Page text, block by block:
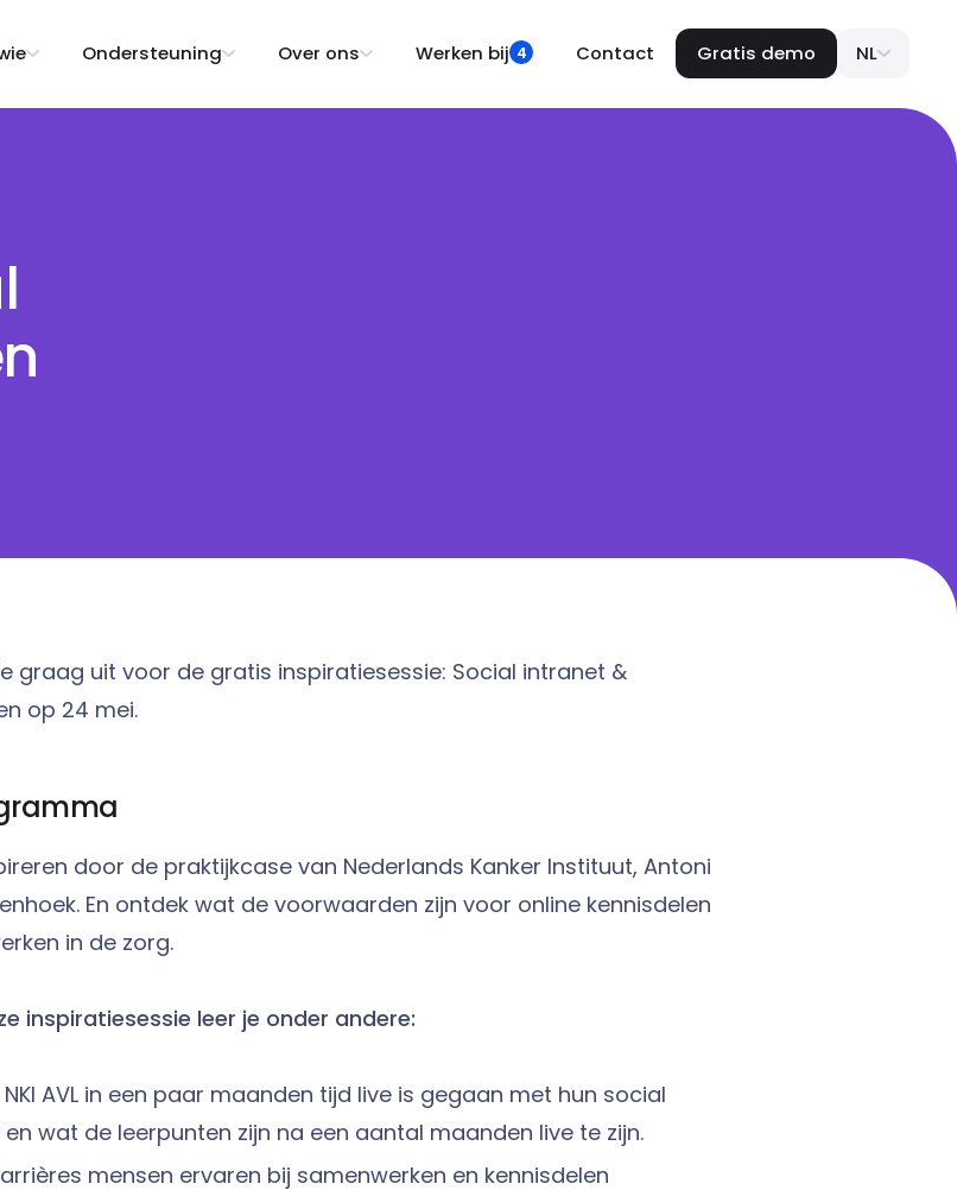
Ondersteuning Over ons Werken bij 4 Contact Gratis demo NL
graag uit voor de gratis inspiratiesessie: Social intranet &
op 24 mei.
door de praktijkcase van Nederlands Kanker Instituut, Antoni
En ontdek wat de voorwaarden zijn voor online kennisdelen
in de zorg.
inspiratiesessie leer je onder andere:
AVL in een paar maanden tijd live is gegaan met hun social
wat de leerpunten zijn na een aantal maanden live te zijn.
mensen ervaren bij samenwerken en kennisdelen